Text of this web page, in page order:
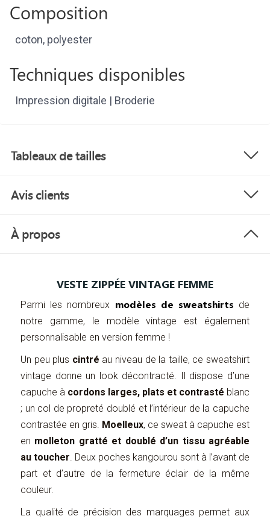
Composition
coton, polyester
Techniques disponibles
Impression digitale | Broderie
Tableaux de tailles
Avis clients
À propos
VESTE ZIPPÉE VINTAGE FEMME
Parmi les nombreux modèles de sweatshirts de
notre gamme, le modèle vintage est également
personnalisable en version femme !
Un peu plus cintré au niveau de la taille, ce sweatshirt
vintage donne un look décontracté. Il dispose d’une
capuche à cordons larges, plats et contrasté blanc
; un col de propreté doublé et l’intérieur de la capuche
contrastée en gris. Moelleux, ce sweat à capuche est
en molleton gratté et doublé d’un tissu agréable
au toucher. Deux poches kangourou sont à l’avant de
part et d’autre de la fermeture éclair de la même
couleur.
La qualité de précision des marquages permet aux